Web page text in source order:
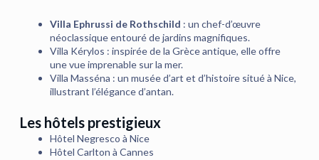
Villa Ephrussi de Rothschild : un chef-d’œuvre
néoclassique entouré de jardins magnifiques.
Villa Kérylos : inspirée de la Grèce antique, elle offre
une vue imprenable sur la mer.
Villa Masséna : un musée d’art et d’histoire situé à Nice,
illustrant l’élégance d’antan.
Les hôtels prestigieux
Hôtel Negresco à Nice
Hôtel Carlton à Cannes